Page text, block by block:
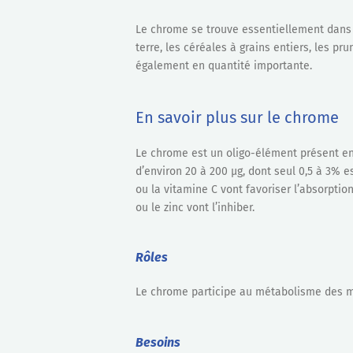
Le chrome se trouve essentiellement
terre, les céréales à grains entiers, les
également en quantité importante.
En savoir plus sur le chrome
Le chrome est un oligo-élément présent
d’environ 20 à 200 µg, dont seul 0,5 à
ou la vitamine C vont favoriser
ou le zinc vont l’inhiber.
Rôles
Le chrome participe au métabolisme des
Besoins